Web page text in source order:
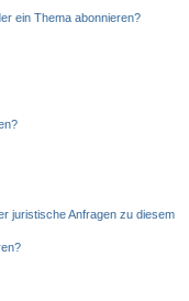
ein Thema abonnieren?
juristische Anfragen zu diesem